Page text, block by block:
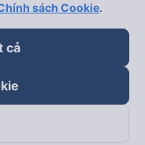
sách Cookie.
cả